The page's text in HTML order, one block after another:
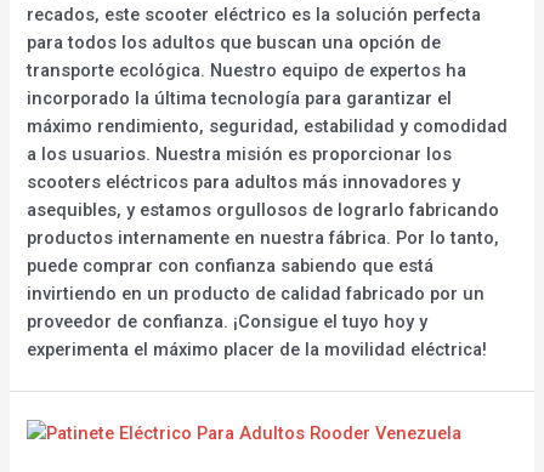
recados, este scooter eléctrico es la solución perfecta
para todos los adultos que buscan una opción de
transporte ecológica. Nuestro equipo de expertos ha
incorporado la última tecnología para garantizar el
máximo rendimiento, seguridad, estabilidad y comodidad
a los usuarios. Nuestra misión es proporcionar los
scooters eléctricos para adultos más innovadores y
asequibles, y estamos orgullosos de lograrlo fabricando
productos internamente en nuestra fábrica. Por lo tanto,
puede comprar con confianza sabiendo que está
invirtiendo en un producto de calidad fabricado por un
proveedor de confianza. ¡Consigue el tuyo hoy y
experimenta el máximo placer de la movilidad eléctrica!